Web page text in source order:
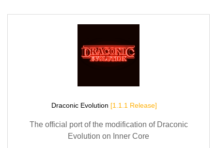
Draconic Evolution [1.1.1 Release]
The official port of the modification of Draconic
Evolution on Inner Core